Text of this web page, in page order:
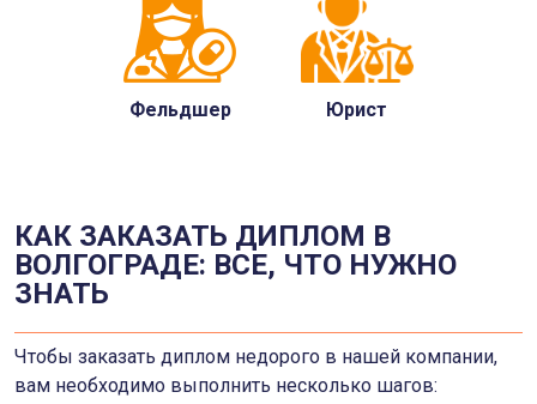
Фельдшер Юрист
КАК ЗАКАЗАТЬ ДИПЛОМ В
ВОЛГОГРАДЕ: ВСЕ, ЧТО НУЖНО
ЗНАТЬ
Чтобы заказать диплом недорого в нашей компании,
вам необходимо выполнить несколько шагов: